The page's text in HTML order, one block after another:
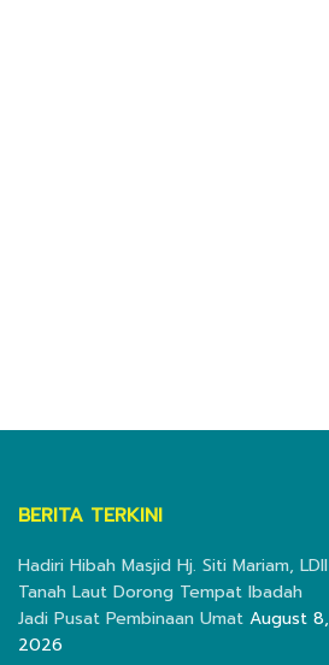
BERITA TERKINI
Hadiri Hibah Masjid Hj. Siti Mariam, LDII
Tanah Laut Dorong Tempat Ibadah
Jadi Pusat Pembinaan Umat August 8,
2026